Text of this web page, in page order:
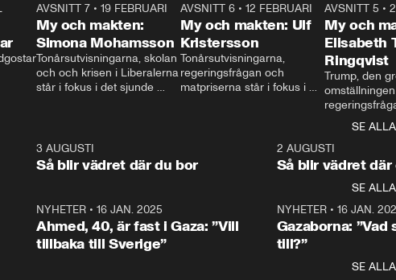
vi
24:30
AVSNITT 7• 19 FEBRUARI
My och makten:
Simona Mohamsson
Tonårsutvisningarna, skolan
och och krisen i Liberalerna
står i fokus i det sjunde
kommentator My
Rohwedder ställer
utbildnings- och
Mohamsson till svars.
27:30
AVSNITT 6 •12 FEBRUARI
My och makten: Ulf
Kristersson
Tonårsutvisningarna,
regeringsfrågan och
matpriserna står i fokus i
Rohwedder ställer
statsminister Ulf Kristersson
AVSNITT 5 •
My och
Elisabeth
Ringqvist
Trump, den
centrum i
avsnittet av
Makten”. Se
Aftonbladets
Rohwedder
Thand Ring
SE ALLA
3 AUGUSTI
Så blir vädret där du bor
2 AUGUSTI
Så blir vädret där
SE ALLA
NYHETER• 16 JAN. 2025
Ahmed, 40, är fast i Gaza: ”Vill
tillbaka till Sverige”
NYHETER• 16 JAN.
Gazaborna:
till?”
SE ALLA